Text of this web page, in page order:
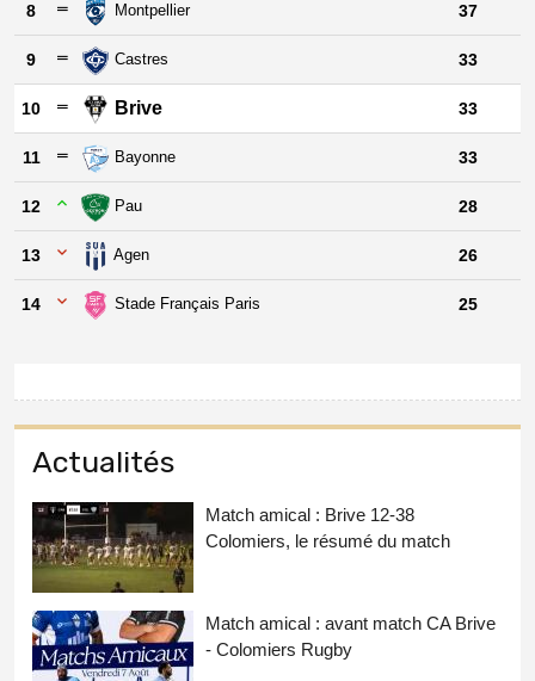
8 Montpellier 37
9 Castres 33
10 Brive 33
11 Bayonne 33
12 Pau 28
13 Agen 26
14 Stade Français Paris 25
Actualités
Match amical : Brive 12-38
Colomiers, le résumé du match
Match amical : avant match CA Brive
- Colomiers Rugby